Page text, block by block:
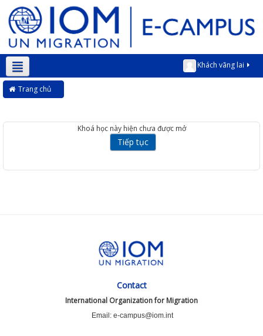
Khách vãng lai
Vietnamese ‎(vi)‎
Trang chủ
Khoá học này hiện chưa được mở
Contact
International Organization for Migration
Email: e-campus@iom.int